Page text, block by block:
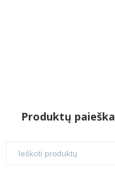
Produktų paieška